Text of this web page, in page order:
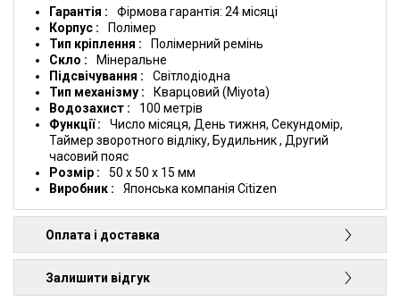
Гарантія
Фірмова гарантія: 24 місяці
Корпус
Полімер
Тип кріплення
Полімерний ремінь
Скло
Мінеральне
Підсвічування
Світлодіодна
Тип механізму
Кварцовий (Miyota)
Водозахист
100 метрів
Функції
Число місяця, День тижня, Секундомір,
Таймер зворотного відліку, Будильник , Другий
часовий пояс
Розмір
50 x 50 x 15 мм
Виробник
Японська компанія Citizen
Оплата і доставка
Залишити відгук